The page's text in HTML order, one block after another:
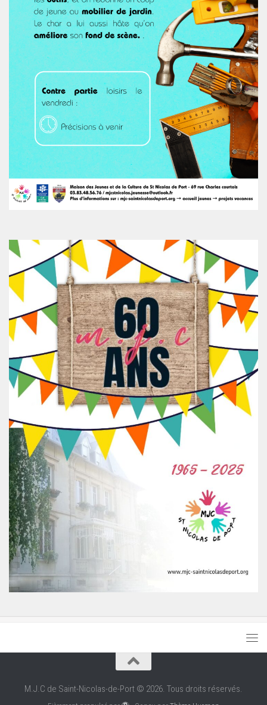
M.J.C de Saint-Nicolas-de-Port © 2026. Tous droits réservés.